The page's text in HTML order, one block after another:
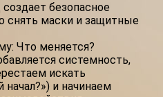
безопасное
снять маски и защитные
Что меняется?
системность,
искать
и начинаем